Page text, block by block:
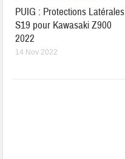
PUIG : Protections Latérales
S19 pour Kawasaki Z900
2022
14 Nov 2022